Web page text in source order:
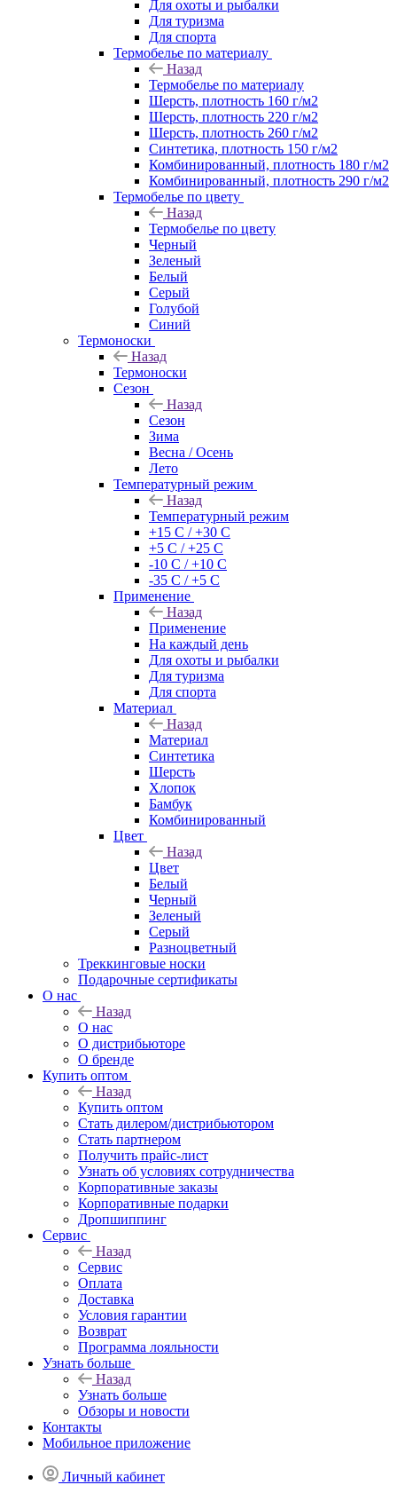
Для охоты и рыбалки
Для туризма
Для спорта
Термобелье по материалу
Назад
Термобелье по материалу
Шерсть, плотность 160 г/м2
Шерсть, плотность 220 г/м2
Шерсть, плотность 260 г/м2
Синтетика, плотность 150 г/м2
Комбинированный, плотность 180 г/м2
Комбинированный, плотность 290 г/м2
Термобелье по цвету
Назад
Термобелье по цвету
Черный
Зеленый
Белый
Серый
Голубой
Синий
Термоноски
Назад
Термоноски
Сезон
Назад
Сезон
Зима
Весна / Осень
Лето
Температурный режим
Назад
Температурный режим
+15 С / +30 С
+5 С / +25 С
-10 С / +10 С
-35 С / +5 С
Применение
Назад
Применение
На каждый день
Для охоты и рыбалки
Для туризма
Для спорта
Материал
Назад
Материал
Синтетика
Шерсть
Хлопок
Бамбук
Комбинированный
Цвет
Назад
Цвет
Белый
Черный
Зеленый
Серый
Разноцветный
Треккинговые носки
Подарочные сертификаты
О нас
Назад
О нас
О дистрибьюторе
О бренде
Купить оптом
Назад
Купить оптом
Стать дилером/дистрибьютором
Стать партнером
Получить прайс-лист
Узнать об условиях сотрудничества
Корпоративные заказы
Корпоративные подарки
Дропшиппинг
Сервис
Назад
Сервис
Оплата
Доставка
Условия гарантии
Возврат
Программа лояльности
Узнать больше
Назад
Узнать больше
Обзоры и новости
Контакты
Мобильное приложение
Личный кабинет